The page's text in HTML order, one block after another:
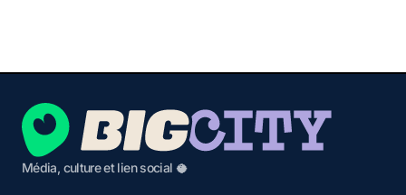
Média, culture et lien social 🥥